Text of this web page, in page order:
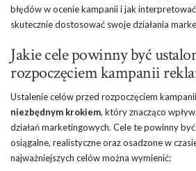
błędów w ocenie kampanii i jak
skutecznie dostosować swoje działania
Jakie cele powinny być
rozpoczęciem kampanii
Ustalenie celów przed rozpoczęciem
niezbędnym krokiem, który znacząco
działań marketingowych. Cele te powinny
osiągalne, realistyczne oraz osadzone w
najważniejszych celów można wymienić: